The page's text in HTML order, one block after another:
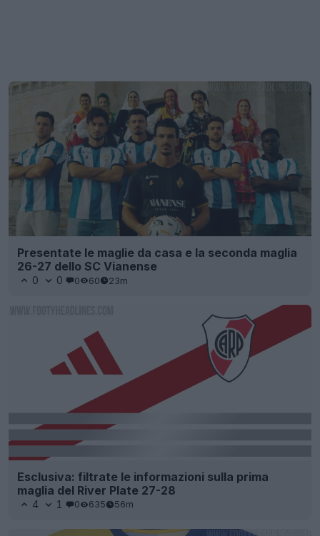
Presentate le maglie da casa e la seconda maglia
26-27 dello SC Vianense
0 0 0 60 23m
Esclusiva: filtrate le informazioni sulla prima
maglia del River Plate 27-28
4 1 0 635 56m